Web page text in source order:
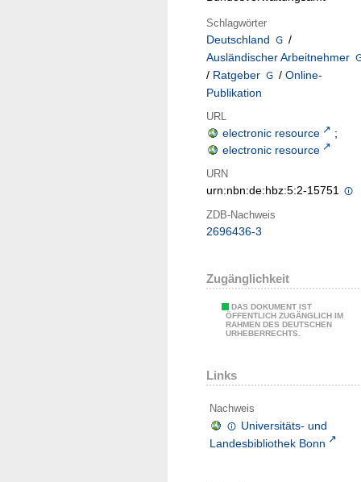
Schlagwörter
Deutschland
/
Ausländischer Arbeitnehmer
/ Ratgeber / Online-
Publikation
URL
electronic resource
;
electronic resource
URN
urn:nbn:de:hbz:5:2-15751
ZDB-Nachweis
2696436-3
Zugänglichkeit
DAS DOKUMENT IST
ÖFFENTLICH ZUGÄNGLICH IM
RAHMEN DES DEUTSCHEN
URHEBERRECHTS.
Links
Nachweis
Universitäts- und
Landesbibliothek Bonn